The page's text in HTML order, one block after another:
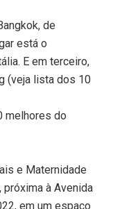
de
está o
E em terceiro,
(veja lista dos 10
melhores do
e Maternidade
próxima à Avenida
em um espaço